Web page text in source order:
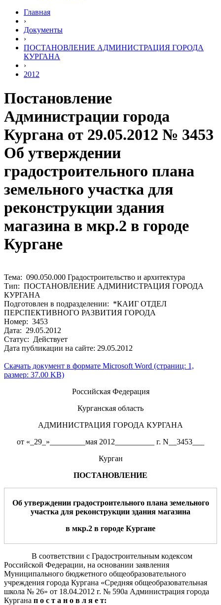
Главная
›
Документы
›
ПОСТАНОВЛЕНИЕ АДМИНИСТРАЦИЯ ГОРОДА
КУРГАНА
›
2012
Постановление
Администрации города
Кургана от 29.05.2012 № 3453
Об утверждении
градостроительного плана
земельного участка для
реконструкции здания
магазина в мкр.2 в городе
Кургане
Тема: 090.050.000 Градостроительство и архитектура
Тип: ПОСТАНОВЛЕНИЕ АДМИНИСТРАЦИЯ ГОРОДА
КУРГАНА
Подготовлен в подразделении: *КАИГ ОТДЕЛ
ПЕРСПЕКТИВНОГО РАЗВИТИЯ ГОРОДА
Номер: 3453
Дата: 29.05.2012
Статус: Действует
Дата публикации на сайте: 29.05.2012
Скачать документ в формате Microsoft Word (страниц: 1,
размер: 37.00 KB)
Российская Федерация
Курганская область
АДМИНИСТРАЦИЯ ГОРОДА КУРГАНА
от «_29_»_________мая 2012__________ г. N__3453___
Курган
ПОСТАНОВЛЕНИЕ
Об утверждении градостроительного плана земельного
участка для реконструкции здания магазина
в мкр.2 в городе Кургане
В соответствии с Градостроительным кодексом
Российской Федерации, на основании заявления
Муниципального бюджетного общеобразовательного
учреждения города Кургана «Средняя общеобразовательная
школа № 26» от 18.04.2012 г. № 590а Администрация города
Кургана п о с т а н о в л я е т: